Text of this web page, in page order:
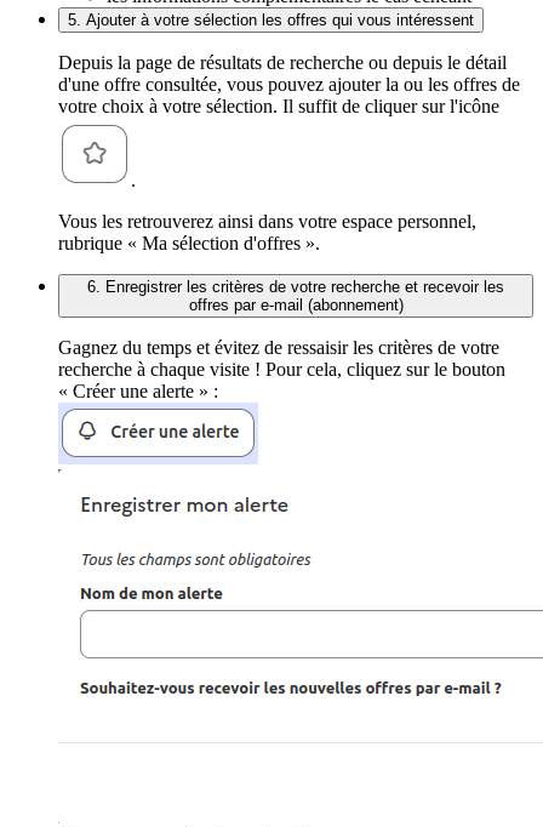
5. Ajouter à votre sélection les offres qui vous intéressent
Depuis la page de résultats de recherche ou depuis le détail
d'une offre consultée, vous pouvez ajouter la ou les offres de
votre choix à votre sélection. Il suffit de cliquer sur l'icône
.
Vous les retrouverez ainsi dans votre espace personnel,
rubrique « Ma sélection d'offres ».
6. Enregistrer les critères de votre recherche et recevoir les
offres par e-mail (abonnement)
Gagnez du temps et évitez de ressaisir les critères de votre
recherche à chaque visite ! Pour cela, cliquez sur le bouton
« Créer une alerte » :